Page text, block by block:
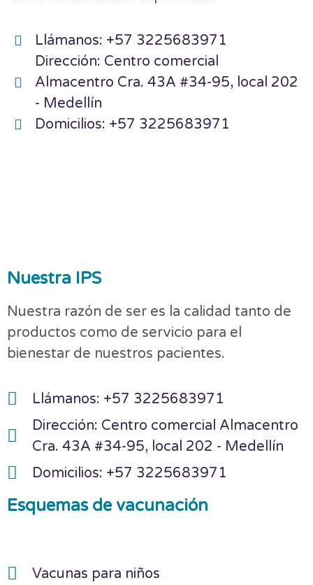
Llámanos: +57 3225683971
Dirección: Centro comercial
Almacentro Cra. 43A #34-95, local 202
- Medellín
Domicilios: +57 3225683971
Nuestra IPS
Nuestra razón de ser es la calidad tanto de
productos como de servicio para el
bienestar de nuestros pacientes.
Llámanos: +57 3225683971
Dirección: Centro comercial Almacentro
Cra. 43A #34-95, local 202 - Medellín
Domicilios: +57 3225683971
Esquemas de vacunación
Vacunas para niños